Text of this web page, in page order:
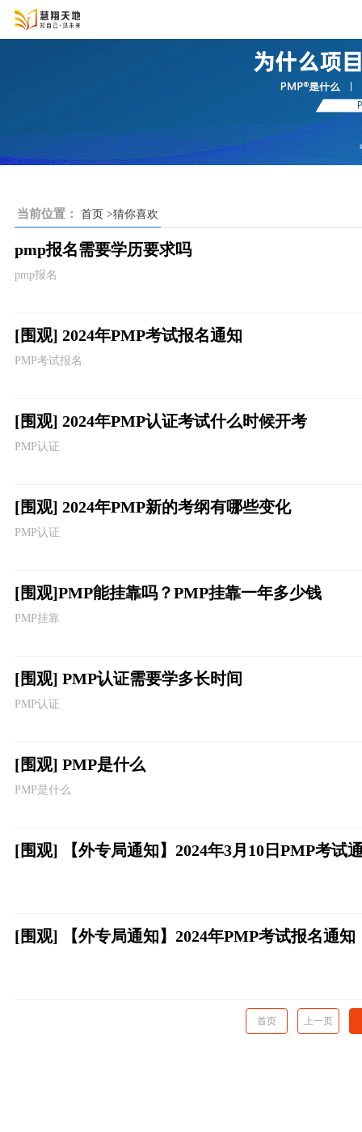
当前位置： 首页 >猜你喜欢
pmp报名需要学历要求吗
pmp报名
[围观] 2024年PMP考试报名通知
PMP考试报名
[围观] 2024年PMP认证考试什么时候开考
PMP认证
[围观] 2024年PMP新的考纲有哪些变化
PMP认证
[围观]PMP能挂靠吗？PMP挂靠一年多少钱
PMP挂靠
[围观] PMP认证需要学多长时间
PMP认证
[围观] PMP是什么
PMP是什么
[围观] 【外专局通知】2024年3月10日PMP考试
[围观] 【外专局通知】2024年PMP考试报名通知
首页 上一页